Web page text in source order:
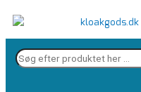
til
indholdet
Søg
efter